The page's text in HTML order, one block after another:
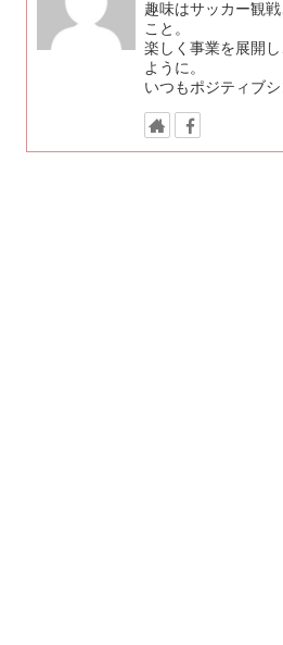
趣味はサッカー観
こと。
楽しく事業を展開
ように。
いつもポジティブシ